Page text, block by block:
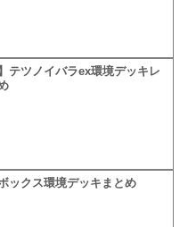
テツノイバラex環境デッキレ
ックス環境デッキまとめ